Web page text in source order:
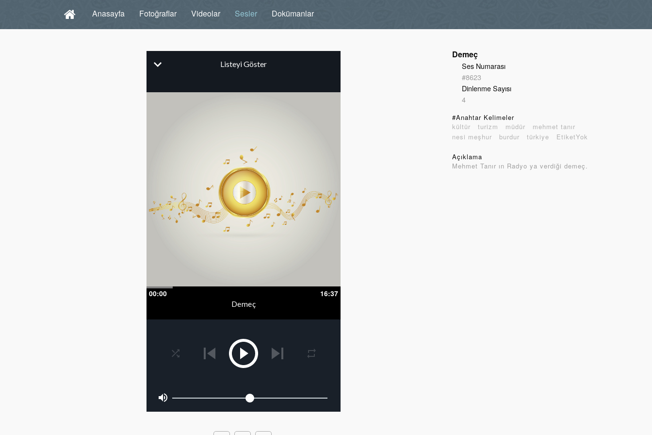
Anasayfa Fotoğraflar Videolar Sesler Dokümanlar
Listeyi Göster
00:00 16:37
Demeç
Demeç
Ses Numarası
#8623
Dinlenme Sayısı
4
#Anahtar Kelimeler
kültür
turizm müdür
mehmet tanır
nesi meşhur
burdur türkiye EtiketYok
Açıklama
Mehmet Tanır ın Radyo ya verdiği demeç.